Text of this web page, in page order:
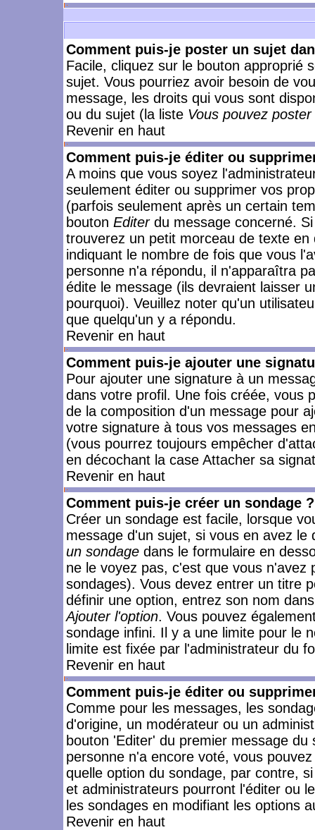
Comment puis-je poster un sujet
Facile, cliquez sur le bouton approprié
sujet. Vous pourriez avoir besoin de
message, les droits qui vous sont
ou du sujet (la liste Vous pouvez
Revenir en haut
Comment puis-je éditer ou
A moins que vous soyez
seulement éditer ou supprimer vos
(parfois seulement après un certain
bouton Editerdu message concerné.
trouverez un petit morceau de texte
indiquant le nombre de fois que vous
personne n'a répondu, il n'apparaîtra
édite le message (ils devraient laisser
pourquoi). Veuillez noter qu'un
que quelqu'un y a répondu.
Revenir en haut
Comment puis-je ajouter une
Pour ajouter une signature à un
dans votre profil. Une fois créée, vous
de la composition d'un message pour
votre signature à tous vos messages
(vous pourrez toujours empêcher
en décochant la case Attacher sa
Revenir en haut
Comment puis-je créer un sondage ?
Créer un sondage est facile, lorsque
message d'un sujet, si vous en avez
un sondage dans le formulaire en
ne le voyez pas, c'est que vous
sondages). Vous devez entrer un titre
définir une option, entrez son nom
Ajouter l'option. Vous pouvez
sondage infini. Il y a une limite pour le
limite est fixée par l'administrateur du
Revenir en haut
Comment puis-je éditer ou
Comme pour les messages, les
d'origine, un modérateur ou un
bouton 'Editer' du premier message
personne n'a encore voté, vous
quelle option du sondage, par contre,
et administrateurs pourront l'éditer ou
les sondages en modifiant les options
Revenir en haut